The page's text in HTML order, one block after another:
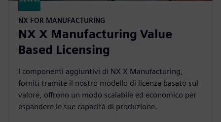
NX FOR MANUFACTURING
NX X Manufacturing Value
Based Licensing
I componenti aggiuntivi di NX X Manufacturing,
forniti tramite il nostro modello di licenza basato sul
valore, offrono un modo scalabile ed economico per
espandere le sue capacità di produzione.